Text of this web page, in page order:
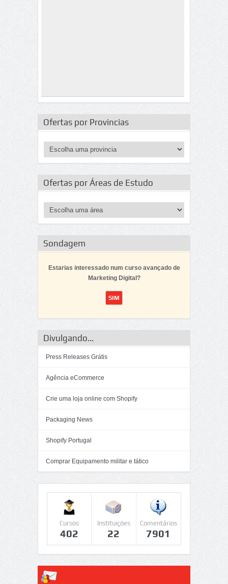
Ofertas por Provincias
Ofertas por Áreas de Estudo
Sondagem
Estarias interessado num curso avançado de
Marketing Digital?
Divulgando...
Press Releases Grátis
Agência eCommerce
Crie uma loja online com Shopify
Packaging News
Shopify Portugal
Comprar Equipamento militar e tático
Cursos
402
Instituições
22
Comentários
7901